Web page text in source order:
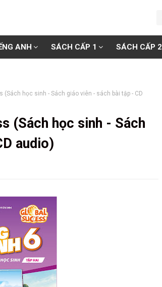
ANH SÁCH CẤP 1 SÁCH CẤP 2
(Sách học sinh - Sách giáo viên - sách bài tập - CD
(Sách học sinh - Sách
audio)